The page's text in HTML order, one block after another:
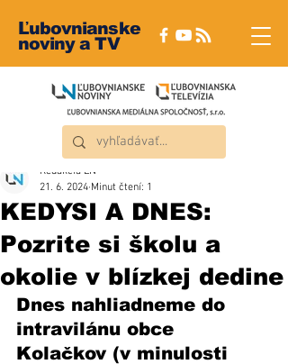
Ľubovnianske
noviny a TV
KEDYSI A DNES:
Pozrite si školu a
okolie v blízkej dedine
Redakcia ĽN
21. 6. 2024 Minut čtení: 1
Dnes nahliadneme do
intravilánu obce
Kolačkov (v minulosti